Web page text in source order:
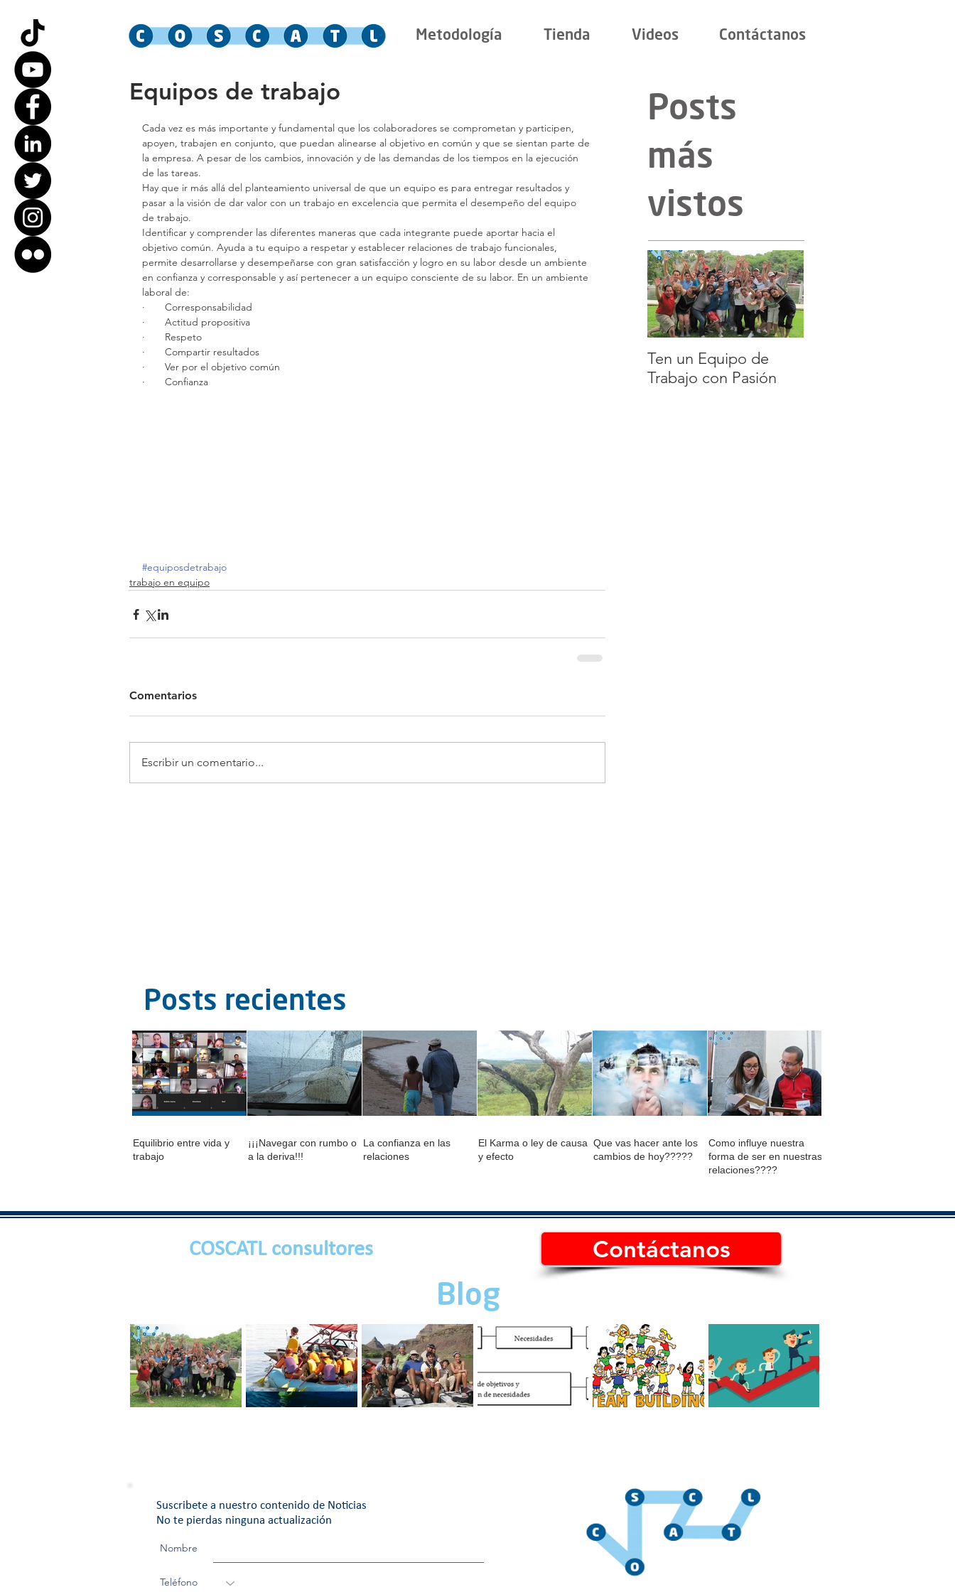
Metodología Tienda Videos Contáctanos
Equipos de trabajo
Cada vez es más importante y fundamental que los colaboradores se comprometan y participen,
apoyen, trabajen en conjunto, que puedan alinearse al objetivo en común y que se sientan parte de
la empresa. A pesar de los cambios, innovación y de las demandas de los tiempos en la ejecución
de las tareas.
Hay que ir más allá del planteamiento universal de que un equipo es para entregar resultados y
pasar a la visión de dar valor con un trabajo en excelencia que permita el desempeño del equipo
de trabajo.
Identificar y comprender las diferentes maneras que cada integrante puede aportar hacia el
objetivo común. Ayuda a tu equipo a respetar y establecer relaciones de trabajo funcionales,
permite desarrollarse y desempeñarse con gran satisfacción y logro en su labor desde un ambiente
en confianza y corresponsable y así pertenecer a un equipo consciente de su labor. En un ambiente
laboral de:
·       Corresponsabilidad
·       Actitud propositiva
·       Respeto
·       Compartir resultados
·       Ver por el objetivo común
·       Confianza
#equiposdetrabajo
trabajo en equipo
Comentarios
Escribir un comentario...
Posts
más
vistos
Ten un Equipo de
Trabajo con Pasión
Posts recientes
Equilibrio entre vida y
trabajo
¡¡¡Navegar con rumbo o
a la deriva!!!
La confianza en las
relaciones
El Karma o ley de causa
y efecto
Que vas hacer ante los
cambios de hoy?????
Como influye nuestra
forma de ser en nuestras
relaciones????
COSCATL consultores Contáctanos
Blog
No te pierdas ninguna actualización
Suscribete a nuestro contenido de Noticias
Nombre
Teléfono